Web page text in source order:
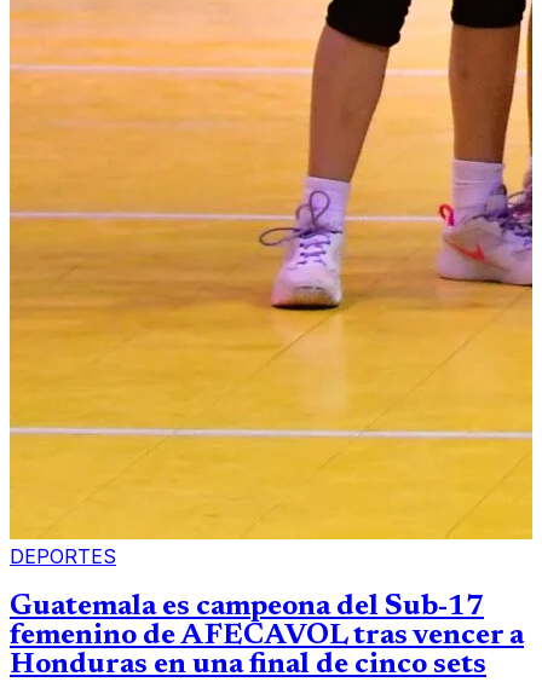
DEPORTES
Guatemala es campeona del Sub-17
femenino de AFECAVOL tras vencer a
Honduras en una final de cinco sets